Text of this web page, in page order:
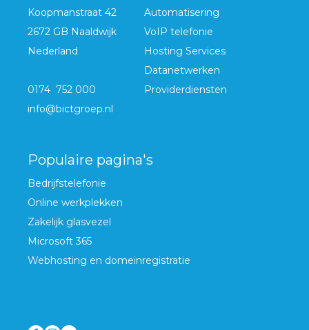
Koopmanstraat 42
2672 GB Naaldwijk
Nederland
0174 752 000
info@bictgroep.nl
Automatisering
VoIP telefonie
Hosting Services
Datanetwerken
Providerdiensten
Populaire pagina's
Bedrijfstelefonie
Online werkplekken
Zakelijk glasvezel
Microsoft 365
Webhosting en domeinregistratie